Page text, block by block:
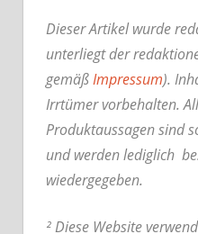
Dieser Artikel wurde
unterliegt der
gemäßImpressum).
Irrtümer vorbehalten.
Produktaussagen sind
und werden lediglich
wiedergegeben.
² Diese Website